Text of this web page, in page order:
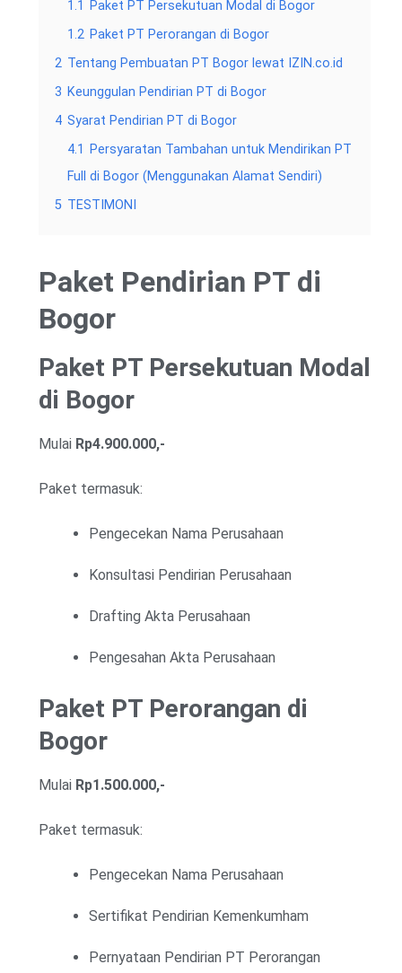
1.1
Paket PT Persekutuan Modal di Bogor
1.2 Paket PT Perorangan di Bogor
2 Tentang Pembuatan PT Bogor lewat IZIN.co.id
3 Keunggulan Pendirian PT di Bogor
4 Syarat Pendirian PT di Bogor
4.1
Persyaratan Tambahan untuk Mendirikan PT
Full di Bogor (Menggunakan Alamat Sendiri)
5 TESTIMONI
Paket Pendirian PT di
Bogor
Paket PT Persekutuan Modal
di Bogor
Mulai Rp4.900.000,-
Paket termasuk:
Pengecekan Nama Perusahaan
Konsultasi Pendirian Perusahaan
Drafting Akta Perusahaan
Pengesahan Akta Perusahaan
Paket PT Perorangan di
Bogor
Mulai Rp1.500.000,-
Paket termasuk:
Pengecekan Nama Perusahaan
Sertifikat Pendirian Kemenkumham
Pernyataan Pendirian PT Perorangan